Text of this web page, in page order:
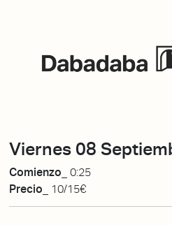
Viernes 08
Comienzo_ 0:25
Precio_
10/15€